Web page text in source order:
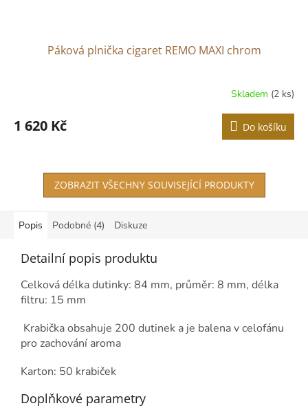
Páková plnička cigaret REMO MAXI chrom
Skladem (2 ks)
1 620 Kč Do košíku
ZOBRAZIT VŠECHNY SOUVISEJÍCÍ PRODUKTY
Popis Podobné (4) Diskuze
Detailní popis produktu
Celková délka dutinky: 84 mm, průměr: 8 mm, délka
filtru: 15 mm
Krabička obsahuje 200 dutinek a je balena v celofánu
pro zachování aroma
Karton: 50 krabiček
Doplňkové parametry